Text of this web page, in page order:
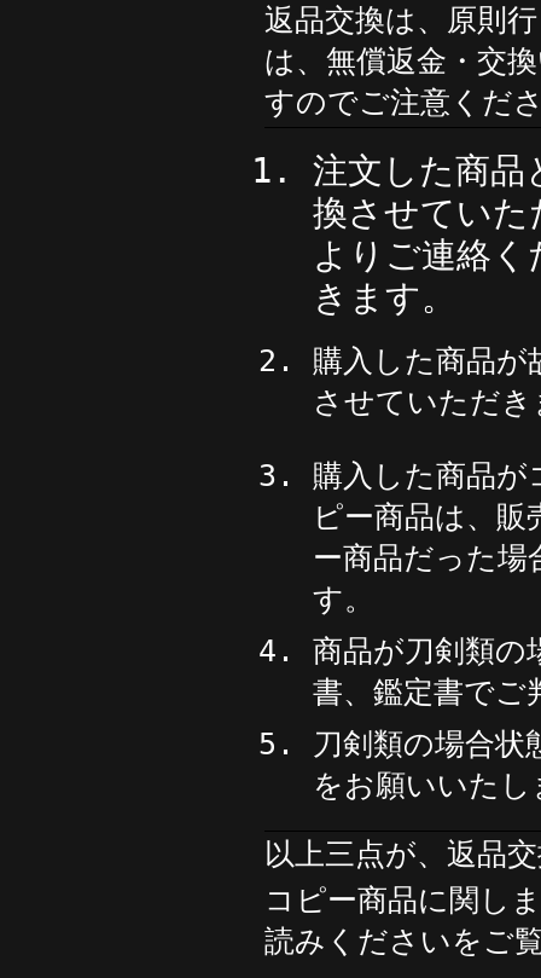
返品交換は、原則
は、無償返金・交
すのでご注意くだ
注文した商品
換させていた
よりご連絡
きます。
購入した商品が
させていただ
購入した商品が
ピー商品は、
ー商品だった場
す。
商品が刀剣類の
書、鑑定書でご
刀剣類の場合
をお願いいたし
以上三点が、返品
コピー商品に関し
読みくださいをご